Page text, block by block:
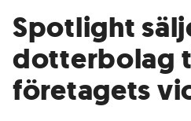
Spotlight
dotterbolag
företagets